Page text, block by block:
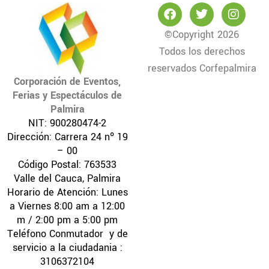
Corporación de Eventos,
Ferias y Espectáculos de
Palmira
NIT: 900280474-2
Dirección: Carrera 24 nº 19
– 00
Código Postal: 763533
Valle del Cauca, Palmira
Horario de Atención: Lunes
a Viernes 8:00 am a 12:00
m / 2:00 pm a 5:00 pm
Teléfono Conmutador y de
servicio a la ciudadania :
3106372104
F
a
c
e
b
o
T
w
i
t
t
e
I
n
s
a
g
©Copyright 2026
Todos los derechos
reservados Corfepalmira